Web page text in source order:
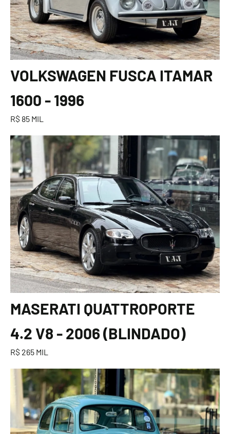
VOLKSWAGEN FUSCA ITAMAR
1600 - 1996
R$ 85 MIL
MASERATI QUATTROPORTE
4.2 V8 - 2006 (BLINDADO)
R$ 265 MIL